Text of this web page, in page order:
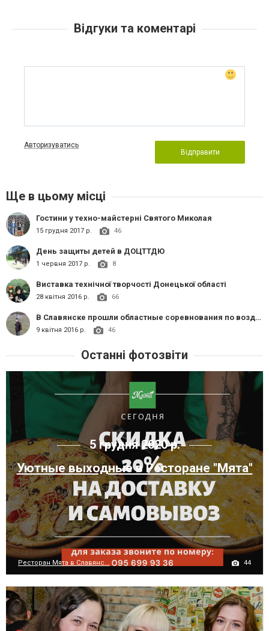
Відгуки та коментарі
Авторизуватись
Відправити
Ще в цьому місці
Гостини у техно-майстерні Святого Миколая
15 грудня 2017 р. 46
День защиты детей в ДОЦТТДЮ
1 червня 2017 р. 8
Виставка технічної творчості Донецької області
28 квітня 2016 р. 66
В Славянске прошли областные соревнования по воздушным змеям
9 квітня 2016 р. 46
Останні фотозвіти
5 грудня 2020 р.
Уютные выходные в Ресторане "Мята"
Ресторан Мята в Славянс... 44